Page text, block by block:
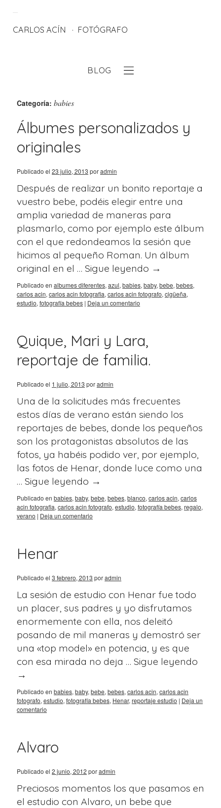
CARLOS ACÍN FOTÓGRAFO
BLOG
Categoría: babies
Álbumes personalizados y
originales
Publicado el 23 julio, 2013 poradmin
Después de realizar un bonito reportaje a
vuestro bebe, podéis elegir entre una
amplia variedad de maneras para
plasmarlo, como por ejemplo este álbum
con el que redondeamos la sesión que
hicimos al pequeño Roman. Un álbum
original en el … Sigue leyendo →
Publicado en albumes diferentes, azul, babies, baby, bebe, bebes,
carlos acin, carlos acin fotografia, carlos acin fotografo, cigüeña,
estudio, fotografía bebes | Deja un comentario
Quique, Mari y Lara,
reportaje de familia.
Publicado el 1 julio, 2013 poradmin
Una de la solicitudes más frecuentes
estos días de verano están siendo los
reportajes de bebes, donde los pequeños
son los protagonistas absolutos de las
fotos, ya habéis podido ver, por ejemplo,
las fotos de Henar, donde luce como una
… Sigue leyendo →
Publicado en babies, baby, bebe, bebes, blanco, carlos acin, carlos
acin fotografia, carlos acin fotografo, estudio, fotografía bebes, regalo,
verano | Deja un comentario
Henar
Publicado el 3 febrero, 2013 poradmin
La sesión de estudio con Henar fue todo
un placer, sus padres y yo disfrutamos
enormemente con ella, nos deleitó
posando de mil maneras y demostró ser
una «top model» en potencia, y es que
con esa mirada no deja … Sigue leyendo
→
Publicado en babies, baby, bebe, bebes, carlos acin, carlos acin
fotografo, estudio, fotografía bebes, Henar, reportaje estudio | Deja un
comentario
Alvaro
Publicado el 2 junio, 2012 poradmin
Preciosos momentos los que pasamos en
el estudio con Alvaro, un bebe que